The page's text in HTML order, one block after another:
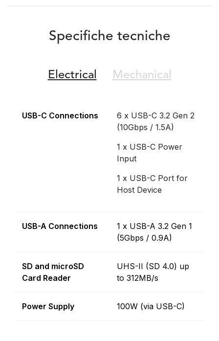
Specifiche tecniche
Electrical Mechanical
USB-C Connections
6 x USB-C 3.2 Gen 2
(10Gbps / 1.5A)
1 x USB-C Power
Input
1 x USB-C Port for
Host Device
USB-A Connections
1 x USB-A 3.2 Gen 1
(5Gbps / 0.9A)
SD and microSD
Card Reader
UHS-II (SD 4.0) up
to 312MB/s
Power Supply 100W (via USB-C)